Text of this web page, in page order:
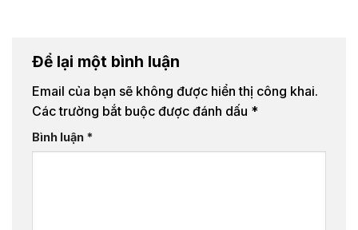
Để lại một bình luận
Email của bạn sẽ không được hiển thị công khai.
Các trường bắt buộc được đánh dấu *
Bình luận *